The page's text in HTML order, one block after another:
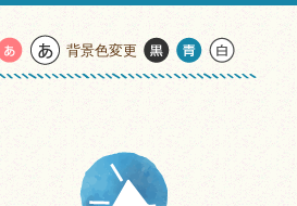
背景色変更